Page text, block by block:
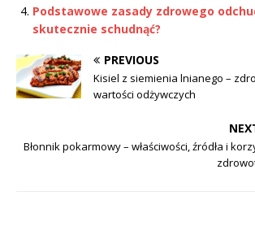
Podstawowe zasady zdrowego
skutecznie schudnąć?
PREVIOUS
Kisiel z siemienia lnianego –
wartości odżywczych
Błonnik pokarmowy – właściwości, źródła i